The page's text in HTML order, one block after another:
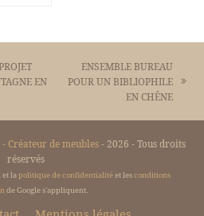
EN
next
ENSEMBLE BUREAU
POUR UN BIBLIOPHILE
EN CHÊNE
Créateur de meubles- 2026 - Tous droits
réservés
et lapolitique de confidentialitéet lesconditions
de Google s'appliquent.